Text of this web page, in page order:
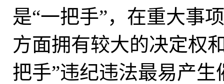
是“一把手”，在重大事
方面拥有较大的决定权
把手”违纪违法最易产